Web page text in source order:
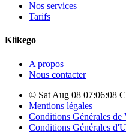
Nos services
Tarifs
Klikego
A propos
Nous contacter
© Sat Aug 08 07:06:08
Mentions légales
Conditions Générales de
Conditions Générales